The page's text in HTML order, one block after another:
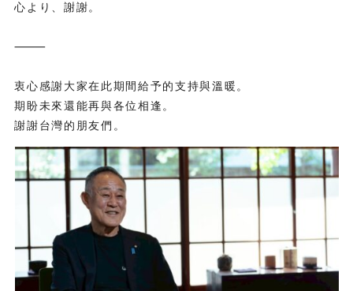
心より、謝謝。
⸻
衷心感謝大家在此期間給予的支持與溫暖。
期盼未來還能再與各位相逢。
謝謝台灣的朋友們。